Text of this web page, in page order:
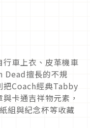
車上衣、皮革機車
擅長的不規
把Coach經典Tabby
卡通吉祥物元素，
組與紀念杯等收藏